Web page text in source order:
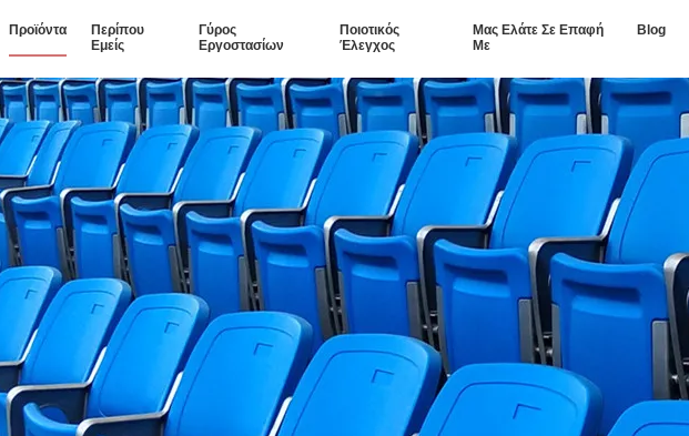
Προϊόντα
Περίπου
Εμείς
Γύρος
Εργοστασίων
Ποιοτικός
Έλεγχος
Μας Ελάτε Σε Επαφή
Με
Blog